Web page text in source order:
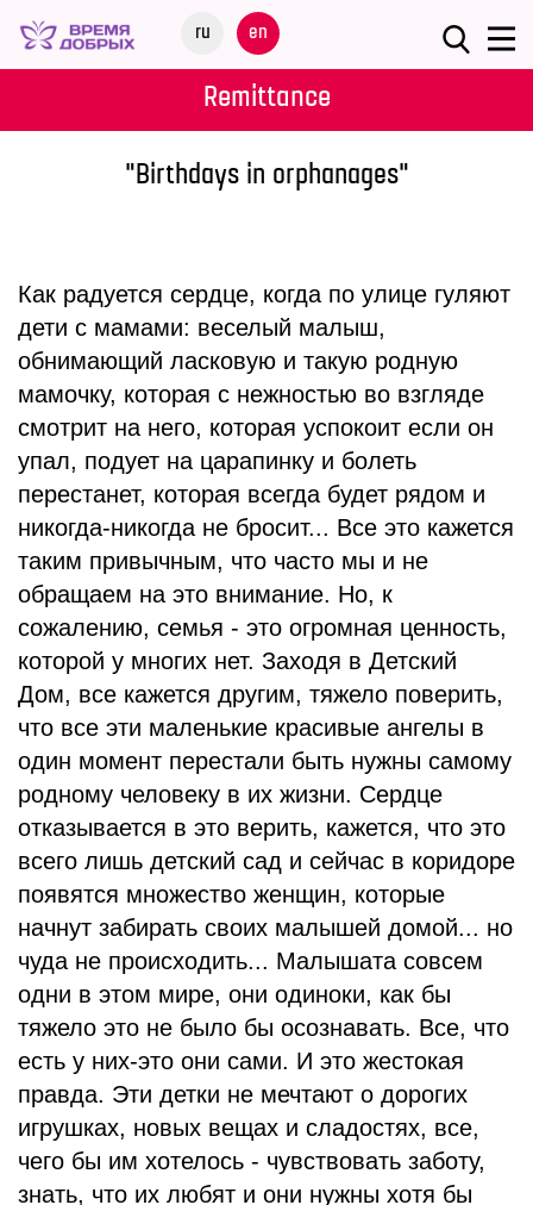
ru en
Меню
PROGRAMS
PARTNERS
ACTIVITIES
HELP
BLOG
Remittance
"Birthdays in orphanages"
Как радуется сердце, когда по улице гуляют
дети с мамами: веселый малыш,
обнимающий ласковую и такую родную
мамочку, которая с нежностью во взгляде
смотрит на него, которая успокоит если он
упал, подует на царапинку и болеть
перестанет, которая всегда будет рядом и
никогда-никогда не бросит... Все это кажется
таким привычным, что часто мы и не
обращаем на это внимание. Но, к
сожалению, семья - это огромная ценность,
которой у многих нет. Заходя в Детский
Дом, все кажется другим, тяжело поверить,
что все эти маленькие красивые ангелы в
один момент перестали быть нужны самому
родному человеку в их жизни. Сердце
отказывается в это верить, кажется, что это
всего лишь детский сад и сейчас в коридоре
появятся множество женщин, которые
начнут забирать своих малышей домой... но
чуда не происходить... Малышата совсем
одни в этом мире, они одиноки, как бы
тяжело это не было бы осознавать. Все, что
есть у них-это они сами. И это жестокая
правда. Эти детки не мечтают о дорогих
игрушках, новых вещах и сладостях, все,
чего бы им хотелось - чувствовать заботу,
знать, что их любят и они нужны хотя бы